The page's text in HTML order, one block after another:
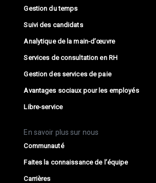
Gestion du temps
Suivi des candidats
Analytique de la main-d’œuvre
Services de consultation en RH
Gestion des services de paie
Avantages sociaux pour les employés
Libre-service
En savoir plus sur nous
Communauté
Faites la connaissance de l’équipe
Carrières